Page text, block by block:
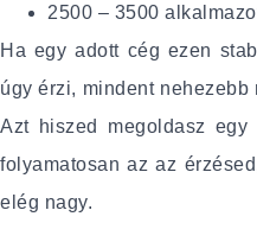
2500 – 3500
Ha egy adott cég ezen
úgy érzi, mindent
Azt hiszed megoldasz
folyamatosan az az
elég nagy.